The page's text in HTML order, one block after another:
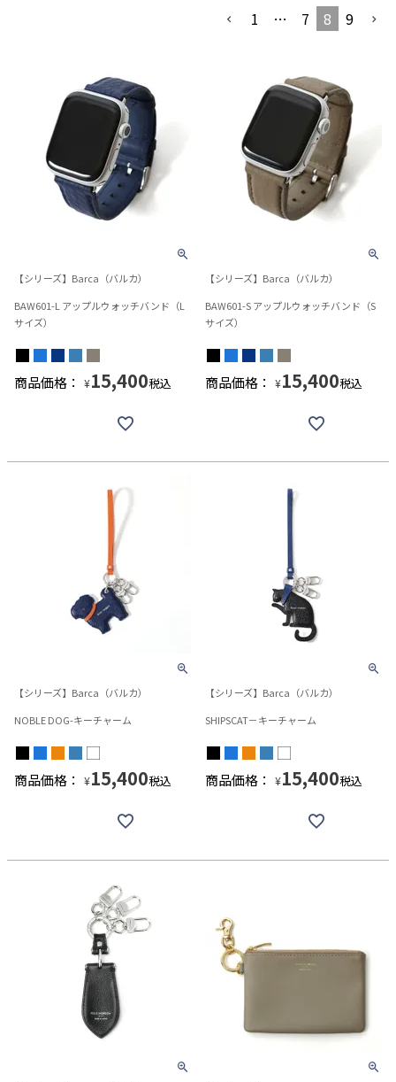
1
… 7 8 9
【シリーズ】Barca（バルカ）
BAW601-L アップルウォッチバンド（L
サイズ）
商品価格： ¥15,400税込
【シリーズ】Barca（バルカ）
BAW601-S アップルウォッチバンド（S
サイズ）
商品価格： ¥15,400税込
【シリーズ】Barca（バルカ）
NOBLE DOG-キーチャーム
商品価格： ¥15,400税込
【シリーズ】Barca（バルカ）
SHIPSCAT－キーチャーム
商品価格： ¥15,400税込